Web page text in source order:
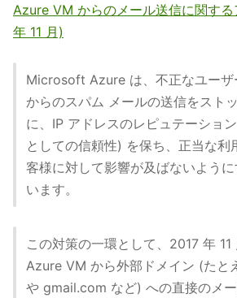
Azure VM からのメール送信に関す
年 11 月)
Microsoft Azure は、不正なユー
からのスパム メールの送信をスト
に、IP アドレスのレピュテーショ
としての信頼性) を保ち、正当な利
客様に対して影響が及ばないよう
います。
この対策の一環として、2017 年 11
Azure VM から外部ドメイン (た
や gmail.com など) への直接のメ